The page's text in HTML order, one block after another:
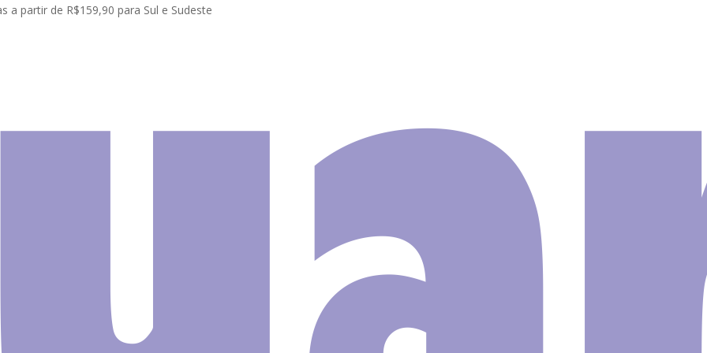
a partir de R$159,90 para Sul e Sudeste
Adesivo Parede
Rosa Tons
Pasteis Bebe